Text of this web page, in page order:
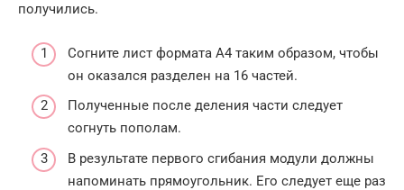
получились.
Согните лист формата A4 таким образом, чтобы
он оказался разделен на 16 частей.
Полученные после деления части следует
согнуть пополам.
В результате первого сгибания модули должны
напоминать прямоугольник. Его следует еще раз